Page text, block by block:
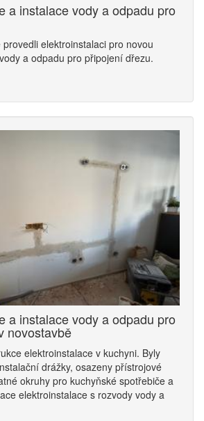
a instalace vody a odpadu pro
elektroinstalaci pro novou
a odpadu pro připojení dřezu.
a instalace vody a odpadu pro
novostavbě
elektroinstalace v kuchyni. Byly
drážky, osazeny přístrojové
okruhy pro kuchyňské spotřebiče a
elektroinstalace s rozvody vody a